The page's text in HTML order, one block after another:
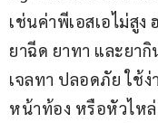
เช่นค่าพีเอสเอไม่สู
ยาฉีด ยาทา และยา
เจลทา ปลอดภัย ใช้
หน้าท้อง หรือหัวไหล่